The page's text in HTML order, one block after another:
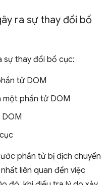
ra sự thay đổi bố
sự thay đổi bố cục:
tử DOM
một phần tử DOM
phần tử bị dịch chuyển
liên quan đến việc